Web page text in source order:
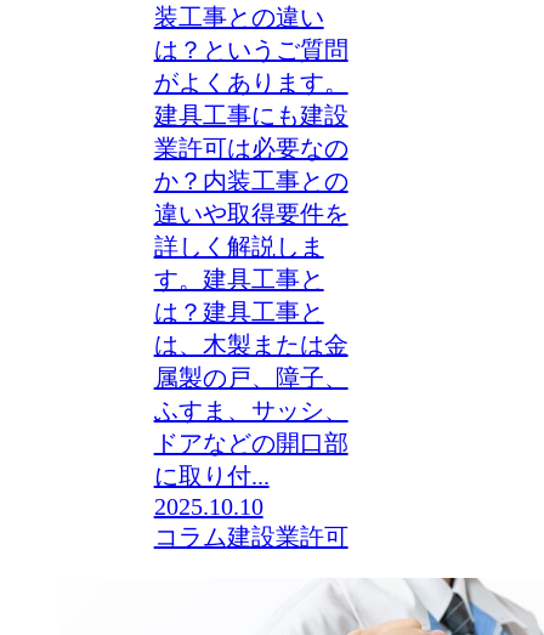
装工事との違い
は？というご質問
がよくあります。
建具工事にも建設
業許可は必要なの
か？内装工事との
違いや取得要件を
詳しく解説しま
す。建具工事と
は？建具工事と
は、木製または金
属製の戸、障子、
ふすま、サッシ、
ドアなどの開口部
に取り付...
2025.10.10
コラム建設業許可